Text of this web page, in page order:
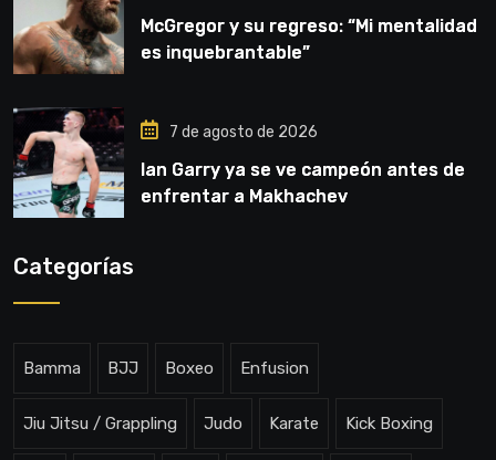
McGregor y su regreso: “Mi mentalidad
es inquebrantable”
7 de agosto de 2026
Ian Garry ya se ve campeón antes de
enfrentar a Makhachev
Categorías
Bamma BJJ Boxeo Enfusion
Jiu Jitsu / Grappling Judo Karate Kick Boxing